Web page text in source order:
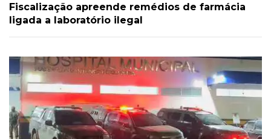
Fiscalização apreende remédios de farmácia
ligada a laboratório ilegal